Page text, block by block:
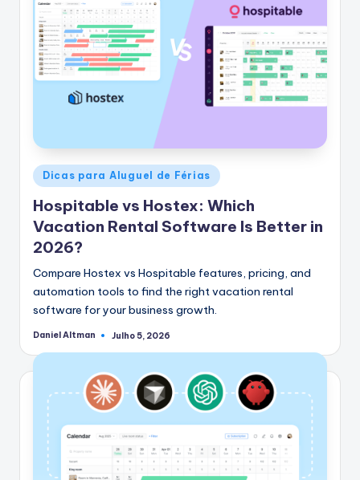
Postado
em
Dicas para Aluguel de Férias
Hospitable vs Hostex: Which
Vacation Rental Software Is Better in
2026?
Compare Hostex vs Hospitable features, pricing, and
automation tools to find the right vacation rental
software for your business growth.
Postado
Daniel Altman Julho 5, 2026